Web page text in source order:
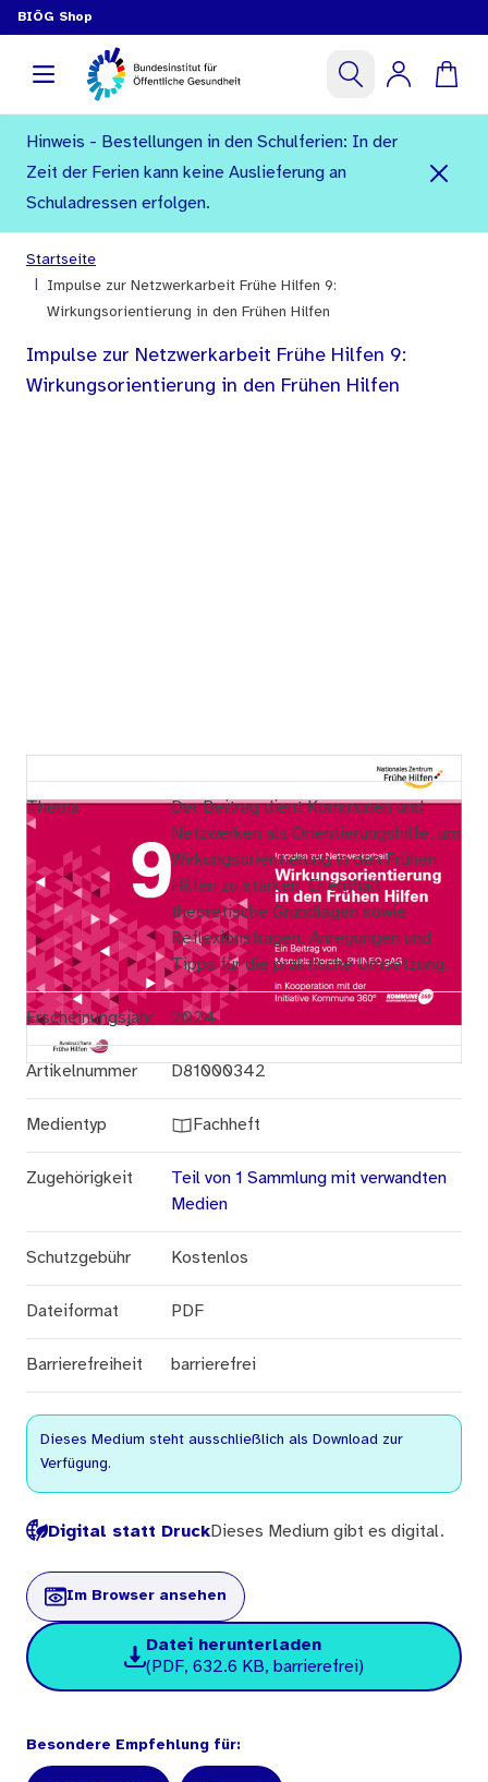
BIÖG Shop
Hinweis - Bestellungen in den Schulferien: In der
Zeit der Ferien kann keine Auslieferung an
Schuladressen erfolgen.
Startseite
Impulse zur Netzwerkarbeit Frühe Hilfen 9:
Wirkungsorientierung in den Frühen Hilfen
Impulse zur Netzwerkarbeit Frühe Hilfen 9:
Wirkungsorientierung in den Frühen Hilfen
Thema
Der Beitrag dient Kommunen und
Netzwerken als Orientierungshilfe, um
Wirkungsorientierung in den Frühen
Hilfen zu stärken. Er enthält
theoretische Grundlagen sowie
Reflexionsfragen, Anregungen und
Tipps für die praktische Umsetzung.
Erscheinungsjahr 2024
Artikelnummer D81000342
Medientyp Fachheft
Zugehörigkeit
Teil von 1 Sammlung mit verwandten
Medien
Schutzgebühr Kostenlos
Dateiformat PDF
Barrierefreiheit barrierefrei
Dieses Medium steht ausschließlich als Download zur
Verfügung.
Digital statt DruckDieses Medium gibt es digital.
Im Browser ansehen
Datei herunterladen
(PDF, 632.6 KB, barrierefrei)
Besondere Empfehlung für: